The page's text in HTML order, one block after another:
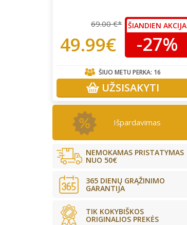
69.00 €*
49.99€
ŠIANDIEN AKCIJA
-27%
ŠIUO METU PERKA: 16
UŽSISAKYTI
Išpardavimas
NEMOKAMAS PRISTATYMAS
NUO 50€
365 DIENŲ GRĄŽINIMO
GARANTIJA
TIK KOKYBIŠKOS
ORIGINALIOS PREKĖS